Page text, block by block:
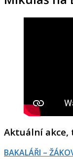
Aktuální
BAKALÁŘI –